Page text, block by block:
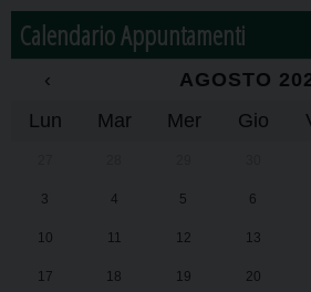
Calendario Appuntamenti
‹ AGOSTO
Lun
Mar Mer Gio
3 4 5 6
10 11 12 13
17 18 19 20